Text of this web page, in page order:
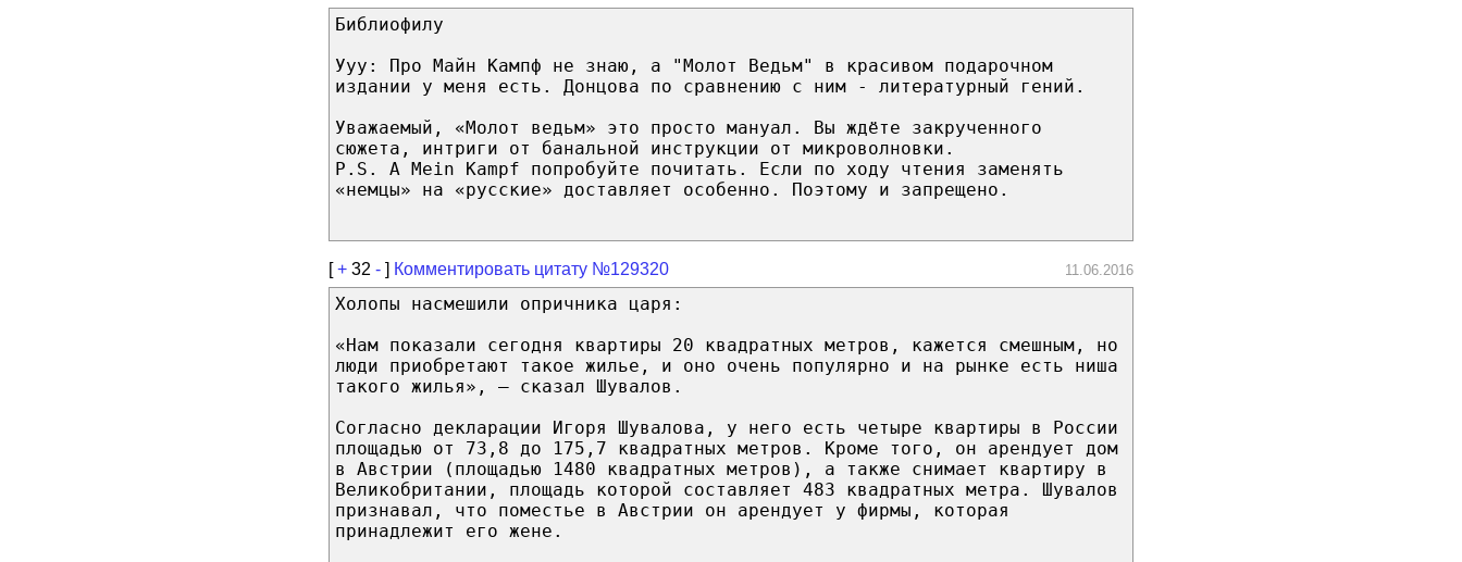
Библиофилу
Ууу: Про Майн Кампф не знаю, а "Молот Ведьм" в красивом подарочном
издании у меня есть. Донцова по сравнению с ним - литературный гений.
Уважаемый, «Молот ведьм» это просто мануал. Вы ждёте закрученного
сюжета, интриги от банальной инструкции от микроволновки.
P.S. А Mein Kampf попробуйте почитать. Если по ходу чтения заменять
«немцы» на «русские» доставляет особенно. Поэтому и запрещено.
[+ 32 - ] Комментировать цитату №129320 11.06.2016
Холопы насмешили опричника царя:
«Нам показали сегодня квартиры 20 квадратных метров, кажется смешным, но
люди приобретают такое жилье, и оно очень популярно и на рынке есть ниша
такого жилья», — сказал Шувалов.
Согласно декларации Игоря Шувалова, у него есть четыре квартиры в России
площадью от 73,8 до 175,7 квадратных метров. Кроме того, он арендует дом
в Австрии (площадью 1480 квадратных метров), а также снимает квартиру в
Великобритании, площадь которой составляет 483 квадратных метра. Шувалов
признавал, что поместье в Австрии он арендует у фирмы, которая
принадлежит его жене.